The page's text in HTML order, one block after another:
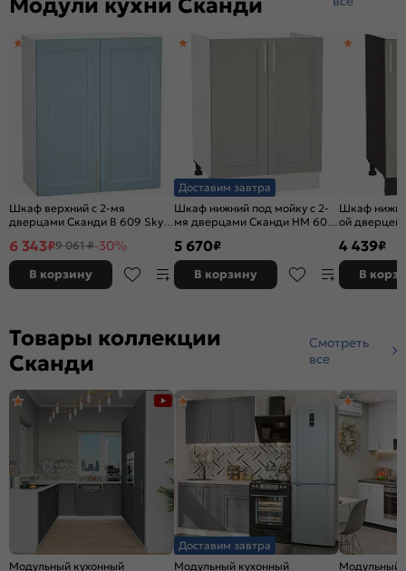
Шкаф верхний с 2-мя
дверцами Сканди В 609 Sky
6 343₽9 061 ₽-30%
В корзину
Доставим завтра
Шкаф нижний под мойку с 2-
мя дверцами Сканди НМ 600
5 670₽
В корзину
Шкаф
ой
4 439₽
В
Товары коллекции
Сканди
Смотреть
все
Модульный кухонный
Доставим завтра
Модульный кухонный
Модульный